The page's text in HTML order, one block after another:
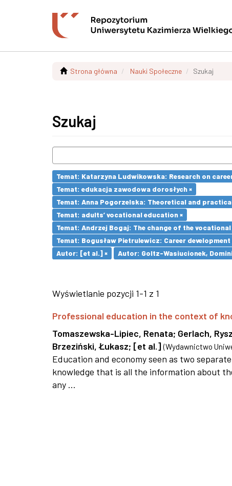
Strona główna Nauki Społeczne Szukaj
Szukaj
Temat: Katarzyna Ludwikowska: Research on
Temat: edukacja zawodowa dorosłych ×
Temat: Anna Pogorzelska: Theoretical and
Temat: adults’ vocational education ×
Temat: Andrzej Bogaj: The change of the
Temat: Bogusław Pietrulewicz: Career
Autor: [et al.] ×
Autor: Goltz-Wasiucionek,
Wyświetlanie pozycji 1-1 z 1
Professional education in the context of
Tomaszewska-Lipiec, Renata; Gerlach,
Brzeziński, Łukasz; [et al.] (Wydawnictwo
Education and economy seen as two
knowledge that is all the information about
any ...